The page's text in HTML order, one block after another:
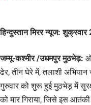
हिन्दुस्तान मिरर न्यूज:
जम्मू-कश्मीर /उधमपुर मुठभेड़:
ढेर, तीन घेरे में, तलाशी
गुरुवार को शुरू हुई मुठभेड़ में
को मार गिराया, जिसे इस